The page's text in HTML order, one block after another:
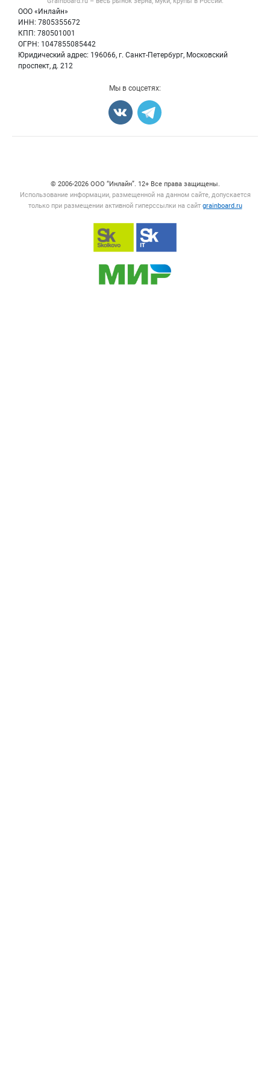
ООО «Инлайн»
ИНН: 7805355672
КПП: 780501001
ОГРН: 1047855085442
Юридический адрес: 196066, г. Санкт-Петербург, Московский
проспект, д. 212
Политика обработки персональных данных
Мука
Мы в соцсетях:
© 2006‑2026 ООО “Инлайн”. 12+ Все права защищены.
Использование информации, размещенной на данном сайте, допускается
только при размещении активной гиперссылки на сайт grainboard.ru